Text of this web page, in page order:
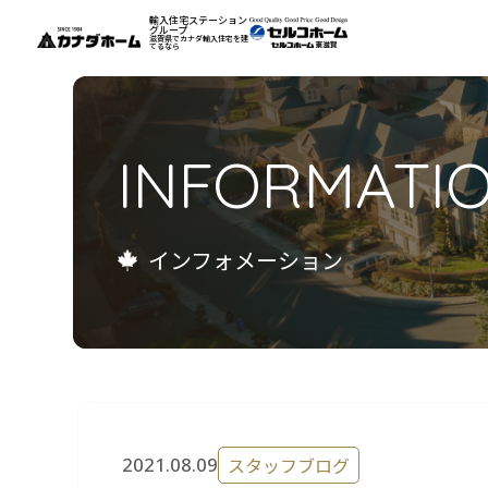
輸入住宅ステーション
グループ
滋賀県でカナダ輸入住宅を建
てるなら
私たちについて
モデルハウス
インフォメーション
施工例
インフォメーション
2021.08.09 スタッフブログ